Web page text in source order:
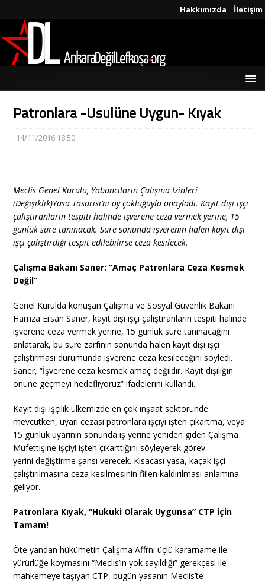
Hakkımızda İletişim
Patronlara -Usulüne Uygun- Kıyak
14/11/2016 18:50
Meclis Genel Kurulu, Yabancıların Çalışma İzinleri
(Değişiklik)Yasa Tasarısı’nı oy çokluğuyla onayladı. Kayıt dışı işçi
çalıştıranların tespiti halinde işverene ceza vermek yerine, 15
günlük süre tanınacak. Süre sonunda işverenin halen kayıt dışı
işçi çalıştırdığı tespit edilebilirse ceza kesilecek.
Çalışma Bakanı Saner: “Amaç Patronlara Ceza Kesmek
Değil”
Genel Kurulda konuşan Çalışma ve Sosyal Güvenlik Bakanı
Hamza Ersan Saner, kayıt dışı işçi çalıştıranların tespiti halinde
işverene ceza vermek yerine, 15 günlük süre tanınacağını
anlatarak, bu süre zarfının sonunda halen kayıt dışı işçi
çalıştırması durumunda işverene ceza kesileceğini söyledi.
Saner, “İşverene ceza kesmek amaç değildir. Kayıt dışılığın
önüne geçmeyi hedefliyoruz” ifadelerini kullandı.
Kayıt dışı işçilik ülkemizde en çok inşaat sektöründe
mevcutken, uyarı cezası patronlara işçiyi işten çıkartma, veya
15 günlük uyarının sonunda iş yerine yeniden giden Çalışma
Müfettişine işçiyi işten çıkarttığını söyleyerek görev
yerini değiştirme şansı verecek. Kısacası yasa, kaçak işçi
çalıştırılmasına ceza kesilmesinin fiilen kaldırılması anlamına
geliyor.
Patronlara Kıyak, “Hukuki Olarak Uygunsa” CTP için
Tamam!
Öte yandan hükümetin Çalışma Affı’nı üçlü kararname ile
yürürlüğe koymasını “Meclis’in yok sayıldığı” gerekçesi ile
mahkemeye taşıyan CTP, bugün yasanın Meclis’te